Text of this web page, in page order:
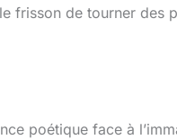
frisson de tourner des
poétique face à